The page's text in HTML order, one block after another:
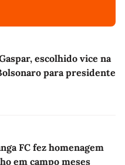
escolhido vice na
para presidente
FC fez homenagem
em campo meses